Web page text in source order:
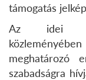
támogatás
Az idei
meghatározó
szabadságra